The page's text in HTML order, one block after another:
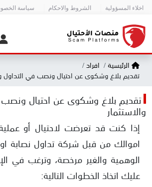
اخلاء المسؤولية الشروط والاحكام سياسة
الرئيسية
افراد
تقديم بلاغ وشكوى عن احتيال ونصب في التداول
تقديم بلاغ وشكوى عن احتيال
والاستثمار
إذا كنت قد تعرضت لاحتيال أو
اموالك من قبل شركة تداول نصابة
الوهمية والغير مرخصة، وترغب في
عليك اتخاذ الخطوات التالية: